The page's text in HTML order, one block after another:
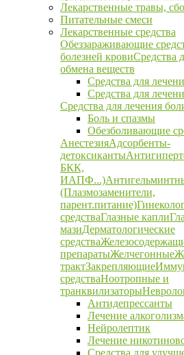
Лекарственные травы,
Питательные смеси
Лекарственные средства
Обеззараживающие
болезней кровиСредства
обмена веществ
Средства для
Средства для
Средства для лечения
Боль и спазмы
Обезболивающие
АнестезияАдсорбенты-
детоксиканты
БКК,
ИАПФ...)
(Плазмозаменители,
парент.питание)
средстваГлазные капли
мазиДерматологические
средства
препаратыЖелчегонные
трактЗакрепляющие
средстваНоотропные и
транквилизаторы
Антидепрессанты
Лечение
Нейролептик
Лечение